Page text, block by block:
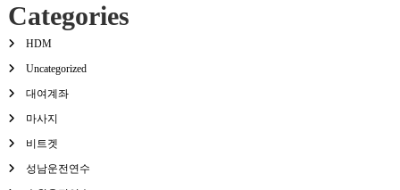
Categories
HDM
Uncategorized
대여계좌
마사지
비트겟
성남운전연수